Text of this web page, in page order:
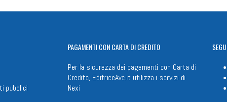
pubblici
PAGAMENTICON CARTA DI CREDITO
Per la sicurezza dei pagamenti con Carta di
Credito, EditriceAve.it utilizza i servizi di
Nexi